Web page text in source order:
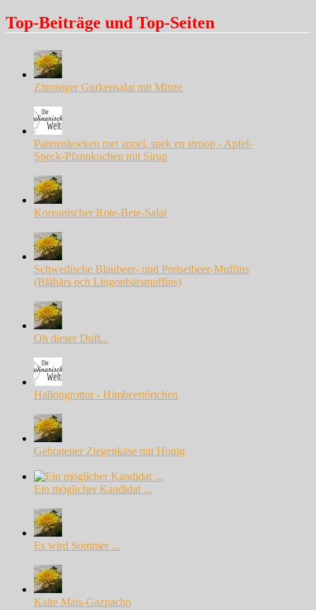
Top-Beiträge und Top-Seiten
Zitroniger Gurkensalat mit Minze
Pannenkoeken met appel, spek en stroop - Apfel-
Speck-Pfannkuchen mit Sirup
Koreanischer Rote-Bete-Salat
Schwedische Blaubeer- und Preiselbeer-Muffins
(Blåbärs och Lingonbärsmuffins)
Oh dieser Duft...
Hallongrottor - Himbeertörtchen
Gebratener Ziegenkäse mit Honig
Ein möglicher Kandidat ...
Es wird Sommer ...
Kalte Mais-Gazpacho